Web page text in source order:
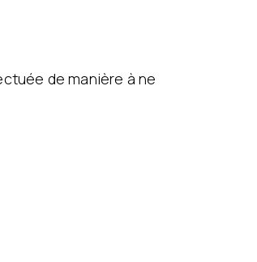
de manière à ne